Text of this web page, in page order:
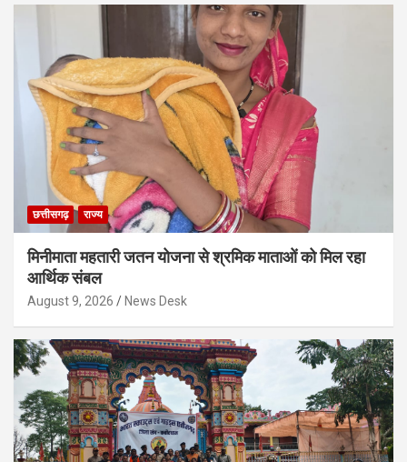
छत्तीसगढ़ राज्य
मिनीमाता महतारी जतन योजना से श्रमिक माताओं को मिल रहा
आर्थिक संबल
August 9, 2026 News Desk